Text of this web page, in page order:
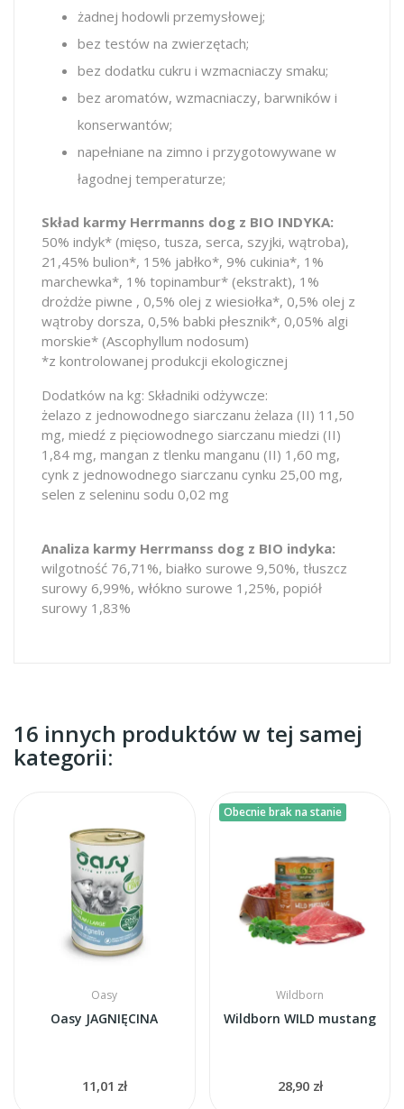
żadnej hodowli przemysłowej;
bez testów na zwierzętach;
bez dodatku cukru i wzmacniaczy smaku;
bez aromatów, wzmacniaczy, barwników i
konserwantów;
napełniane na zimno i przygotowywane w
łagodnej temperaturze;
Skład karmy Herrmanns dog z BIO INDYKA:
50% indyk* (mięso, tusza, serca, szyjki, wątroba),
21,45% bulion*, 15% jabłko*, 9% cukinia*, 1%
marchewka*, 1% topinambur* (ekstrakt), 1%
drożdże piwne , 0,5% olej z wiesiołka*, 0,5% olej z
wątroby dorsza, 0,5% babki płesznik*, 0,05% algi
morskie* (Ascophyllum nodosum)
*z kontrolowanej produkcji ekologicznej
Dodatków na kg: Składniki odżywcze:
żelazo z jednowodnego siarczanu żelaza (II) 11,50
mg, miedź z pięciowodnego siarczanu miedzi (II)
1,84 mg, mangan z tlenku manganu (II) 1,60 mg,
cynk z jednowodnego siarczanu cynku 25,00 mg,
selen z seleninu sodu 0,02 mg
Analiza karmy Herrmanss dog z BIO indyka:
wilgotność 76,71%, białko surowe 9,50%, tłuszcz
surowy 6,99%, włókno surowe 1,25%, popiół
surowy 1,83%
16 innych produktów w tej samej
kategorii:
Oasy
Oasy JAGNIĘCINA
11,01 zł
Obecnie brak na stanie
Wildborn
Wildborn WILD mustang
28,90 zł